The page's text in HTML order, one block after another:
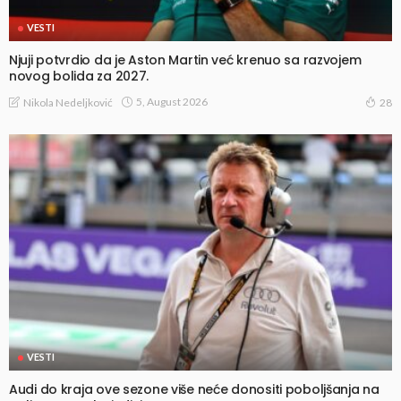
VESTI
Njuji potvrdio da je Aston Martin već krenuo sa razvojem
novog bolida za 2027.
Nikola Nedeljković 5, August 2026 28
VESTI
Audi do kraja ove sezone više neće donositi poboljšanja na